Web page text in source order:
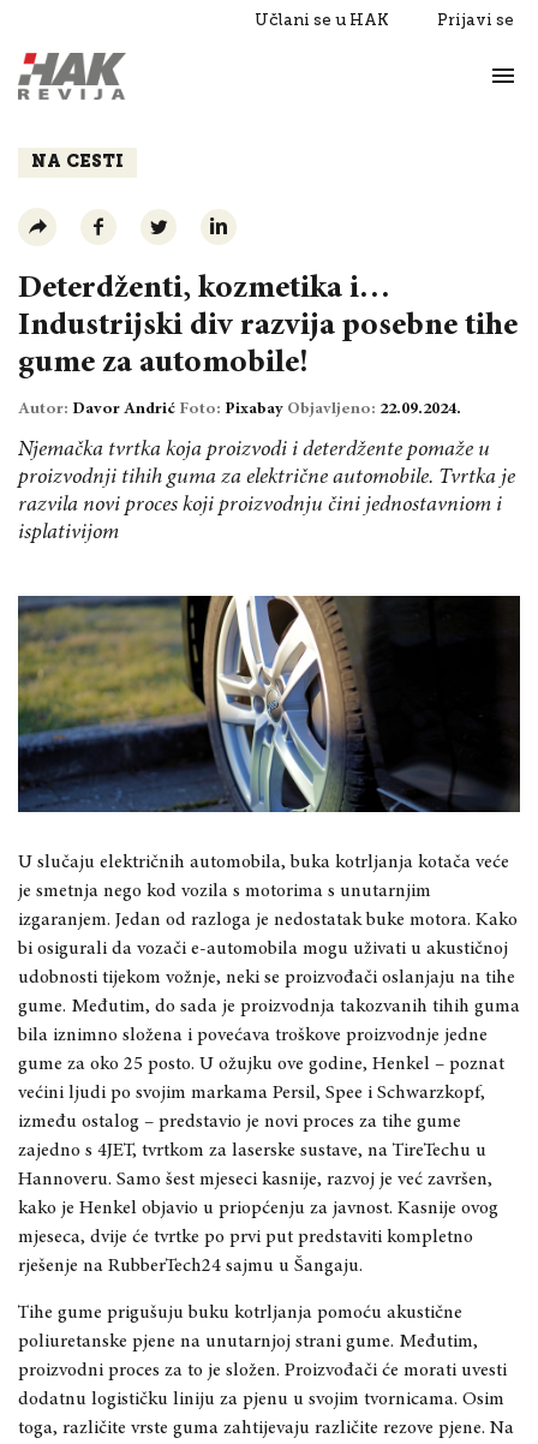
Učlani se u HAK Prijavi se
Razgovori
NA CESTI
Deterdženti, kozmetika i…
Industrijski div razvija posebne tihe
gume za automobile!
Autor: Davor Andrić Foto: Pixabay Objavljeno: 22.09.2024.
Njemačka tvrtka koja proizvodi i deterdžente pomaže u
proizvodnji tihih guma za električne automobile. Tvrtka je
razvila novi proces koji proizvodnju čini jednostavniom i
isplativijom
U slučaju električnih automobila, buka kotrljanja kotača veće
je smetnja nego kod vozila s motorima s unutarnjim
izgaranjem. Jedan od razloga je nedostatak buke motora. Kako
bi osigurali da vozači e-automobila mogu uživati ​​u akustičnoj
udobnosti tijekom vožnje, neki se proizvođači oslanjaju na tihe
gume. Međutim, do sada je proizvodnja takozvanih tihih guma
bila iznimno složena i povećava troškove proizvodnje jedne
gume za oko 25 posto. U ožujku ove godine, Henkel – poznat
većini ljudi po svojim markama Persil, Spee i Schwarzkopf,
između ostalog – predstavio je novi proces za tihe gume
zajedno s 4JET, tvrtkom za laserske sustave, na TireTechu u
Hannoveru. Samo šest mjeseci kasnije, razvoj je već završen,
kako je Henkel objavio u priopćenju za javnost. Kasnije ovog
mjeseca, dvije će tvrtke po prvi put predstaviti kompletno
rješenje na RubberTech24 sajmu u Šangaju.
Tihe gume prigušuju buku kotrljanja pomoću akustične
poliuretanske pjene na unutarnjoj strani gume. Međutim,
proizvodni proces za to je složen. Proizvođači će morati uvesti
dodatnu logističku liniju za pjenu u svojim tvornicama. Osim
toga, različite vrste guma zahtijevaju različite rezove pjene. Na